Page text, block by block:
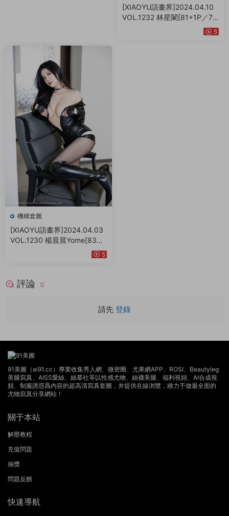
[XIAOYU語畫界]2024.04.10
VOL.1232 林星闌[81+1P／72
5
機構套圖
[XIAOYU語畫界]2024.04.03
VOL.1230 楊晨晨Yome[83+1
5
評論 0
請先 登錄
91美圖（ai91.cc）專業收集秀人網、微密圈、尤果網APP、ROSI、Beautyleg
美腿寫真、AISS愛絲、絲慕社等以性感尤物、絲襪美腿、福利視頻、AI合成視
頻、制服誘惑爲内容的超高清寫真套圖，并提供在線浏覽，緻力于做最全面的
尤物寫真分享網站！
關于本站
解壓教程
充值問題
抽獎
問題反饋
快速導航